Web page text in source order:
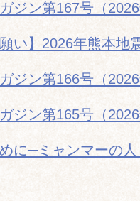
ジン第167号（
い】2026年熊本地
ジン第166号（
ジン第165号（
に─ミャンマーの